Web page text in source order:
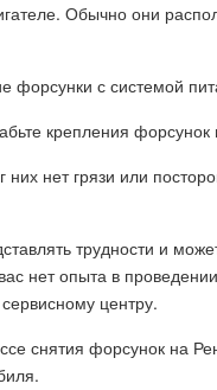
Обычно они
форсунки с системой
крепления форсунок
нет грязи или
трудности и
нет опыта в
центру.
снятия форсунок на